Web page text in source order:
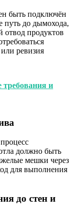
быть подключён
путь до дымохода,
отвод продуктов
ревизия
требования и
должно быть
мешки через
для выполнения
до стен и